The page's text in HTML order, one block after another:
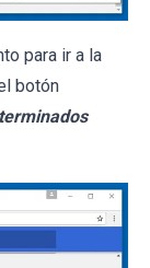
para ir a la
botón